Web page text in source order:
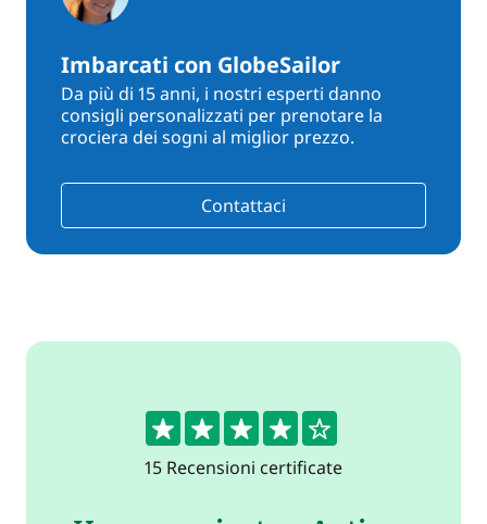
Imbarcati con GlobeSailor
Da più di 15 anni, i nostri esperti danno
consigli personalizzati per prenotare la
crociera dei sogni al miglior prezzo.
Contattaci
4.3
15 Recensioni certificate